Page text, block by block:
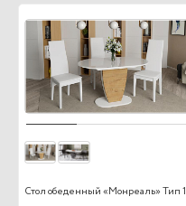
Стол обеденный «Монреаль» Тип 1